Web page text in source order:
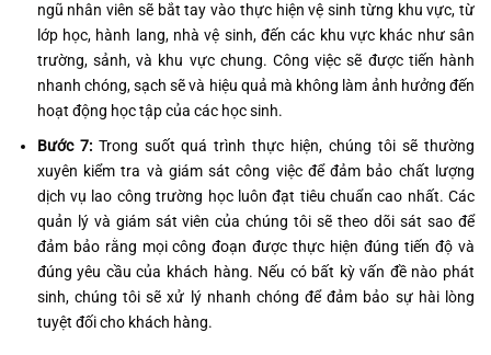
ngũ nhân viên sẽ bắt tay vào thực hiện vệ sinh từng khu vực, từ
lớp học, hành lang, nhà vệ sinh, đến các khu vực khác như sân
trường, sảnh, và khu vực chung. Công việc sẽ được tiến hành
nhanh chóng, sạch sẽ và hiệu quả mà không làm ảnh hưởng đến
hoạt động học tập của các học sinh.
Bước 7:Trong suốt quá trình thực hiện, chúng tôi sẽ thường
xuyên kiểm tra và giám sát công việc để đảm bảo chất lượng
dịch vụ lao công trường học luôn đạt tiêu chuẩn cao nhất. Các
quản lý và giám sát viên của chúng tôi sẽ theo dõi sát sao để
đảm bảo rằng mọi công đoạn được thực hiện đúng tiến độ và
đúng yêu cầu của khách hàng. Nếu có bất kỳ vấn đề nào phát
sinh, chúng tôi sẽ xử lý nhanh chóng để đảm bảo sự hài lòng
tuyệt đối cho khách hàng.